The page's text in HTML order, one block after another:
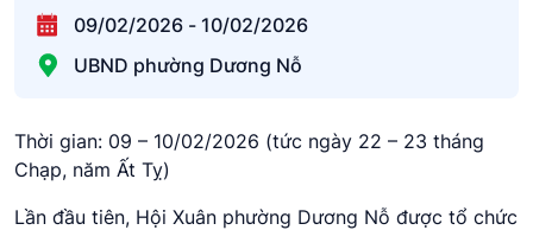
09/02/2026 - 10/02/2026
UBND phường Dương Nỗ
Thời gian: 09 – 10/02/2026 (tức ngày 22 – 23 tháng
Chạp, năm Ất Tỵ)
Lần đầu tiên, Hội Xuân phường Dương Nỗ được tổ chức